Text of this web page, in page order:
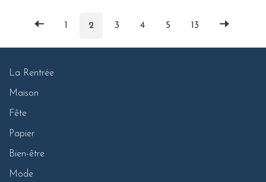
1 2 3 4 5 13
La Rentrée
Maison
Fête
Papier
Bien-être
Mode